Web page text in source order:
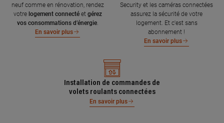
neuf comme en rénovation, rendez
votre logement connecté et gérez
vos consommations d’énergie.
En savoir plus
Security et les caméras connectées
assurez la sécurité de votre
logement. Et c'est sans
abonnement !
En savoir plus
Installation de commandes de
volets roulants connectées
En savoir plus